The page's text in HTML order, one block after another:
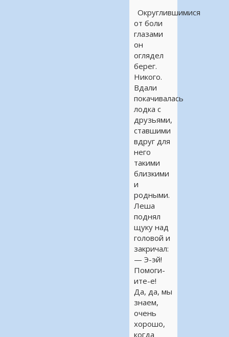
Округлившимися
от боли
глазами
он
оглядел
берег.
Никого.
Вдали
покачивалась
лодка с
друзьями,
ставшими
вдруг для
него
такими
близкими
и
родными.
Леша
поднял
щуку над
головой и
закричал:
— Э-эй!
Помоги-
ите-е!
Да, да, мы
знаем,
очень
хорошо,
когда